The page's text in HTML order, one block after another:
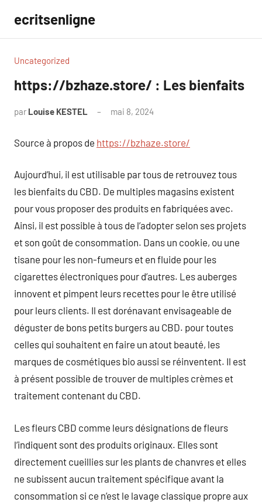
contenu
ecritsenligne
Uncategorized
https://bzhaze.store/ : Les bienfaits
par Louise KESTEL mai 8, 2024
Source à propos de https://bzhaze.store/
Aujourd’hui, il est utilisable par tous de retrouvez tous
les bienfaits du CBD. De multiples magasins existent
pour vous proposer des produits en fabriquées avec.
Ainsi, il est possible à tous de l’adopter selon ses projets
et son goût de consommation. Dans un cookie, ou une
tisane pour les non-fumeurs et en fluide pour les
cigarettes électroniques pour d’autres. Les auberges
innovent et pimpent leurs recettes pour le être utilisé
pour leurs clients. Il est dorénavant envisageable de
déguster de bons petits burgers au CBD. pour toutes
celles qui souhaitent en faire un atout beauté, les
marques de cosmétiques bio aussi se réinventent. Il est
à présent possible de trouver de multiples crèmes et
traitement contenant du CBD.
Les fleurs CBD comme leurs désignations de fleurs
l’indiquent sont des produits originaux. Elles sont
directement cueillies sur les plants de chanvres et elles
ne subissent aucun traitement spécifique avant la
consommation si ce n’est le lavage classique propre aux